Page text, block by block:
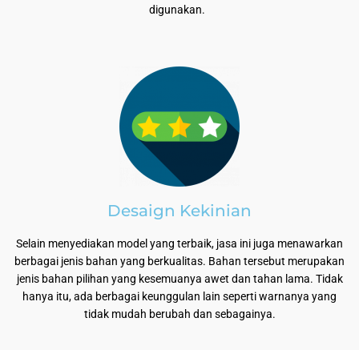
digunakan.
Desaign Kekinian
Selain menyediakan model yang terbaik, jasa ini juga menawarkan
berbagai jenis bahan yang berkualitas. Bahan tersebut merupakan
jenis bahan pilihan yang kesemuanya awet dan tahan lama. Tidak
hanya itu, ada berbagai keunggulan lain seperti warnanya yang
tidak mudah berubah dan sebagainya.